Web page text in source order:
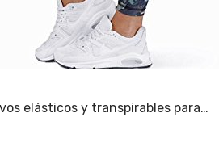
elásticos y transpirables para…